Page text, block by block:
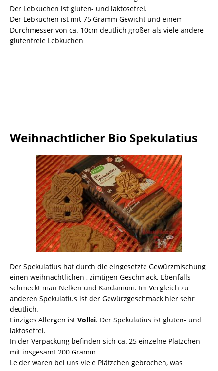
Der Lebkuchen ist gluten- und laktosefrei.
Der Lebkuchen ist mit 75 Gramm Gewicht und einem
Durchmesser von ca. 10cm deutlich größer als viele andere
glutenfreie Lebkuchen
Weihnachtlicher Bio Spekulatius
Der Spekulatius hat durch die eingesetzte Gewürzmischung
einen weihnachtlichen , zimtigen Geschmack. Ebenfalls
schmeckt man Nelken und Kardamom. Im Vergleich zu
anderen Spekulatius ist der Gewürzgeschmack hier sehr
deutlich.
Einziges Allergen ist Vollei. Der Spekulatius ist gluten- und
laktosefrei.
In der Verpackung befinden sich ca. 25 einzelne Plätzchen
mit insgesamt 200 Gramm.
Leider waren bei uns viele Plätzchen gebrochen, was